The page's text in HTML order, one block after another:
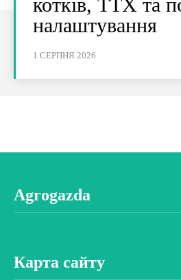
налаштування
1 СЕРПНЯ 2026
Agrogazda
Карта сайту